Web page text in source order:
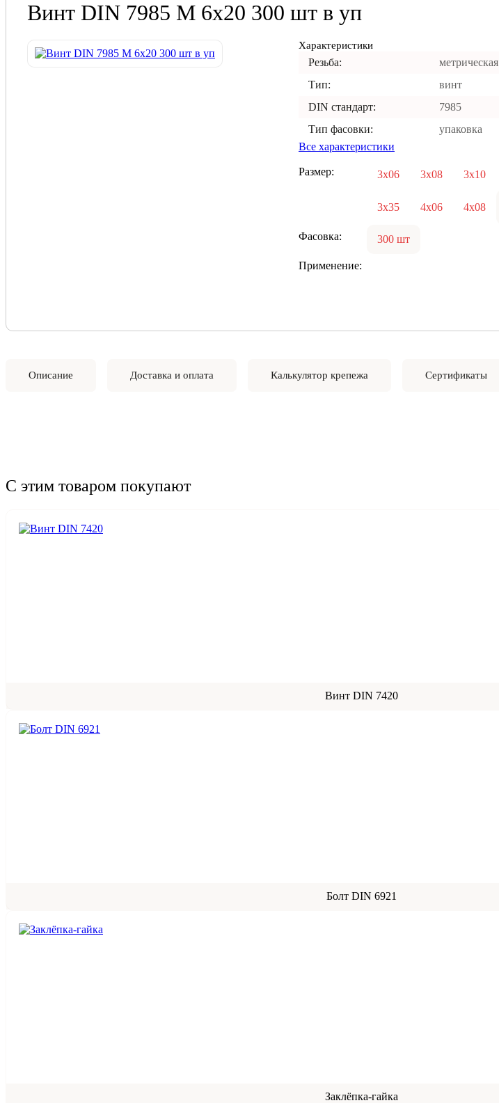
Винт DIN 7985 М 6х20 300 шт в уп
Характеристики
Резьба:
метрическая
Тип:
винт
DIN стандарт:
7985
Тип фасовки:
упаковка
Все характеристики
Размер: 3х06 3х08 3х10
3х35 4х06 4х08
Фасовка: 300 шт
Применение:
Описание Доставка и оплата Калькулятор крепежа Сертификаты
С этим товаром покупают
Винт DIN 7420
Болт DIN 6921
Заклёпка-гайка